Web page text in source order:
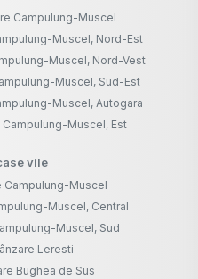
Campulung-Muscel
Muscel, Nord-Est
Muscel, Nord-Vest
Muscel, Sud-Est
Muscel, Autogara
Muscel, Est
vile
Campulung-Muscel
Muscel, Central
Muscel, Sud
Leresti
Bughea de Sus